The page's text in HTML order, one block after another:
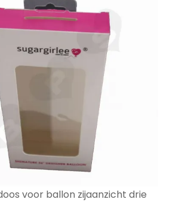
voor ballon zijaanzicht drie